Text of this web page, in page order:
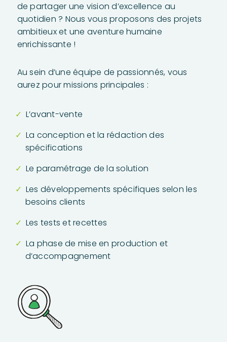
de partager une vision d’excellence au
quotidien ? Nous vous proposons des projets
ambitieux et une aventure humaine
enrichissante !
Au sein d’une équipe de passionnés, vous
aurez pour missions principales :
L’avant-vente
La conception et la rédaction des
spécifications
Le paramétrage de la solution
Les développements spécifiques selon les
besoins clients
Les tests et recettes
La phase de mise en production et
d’accompagnement